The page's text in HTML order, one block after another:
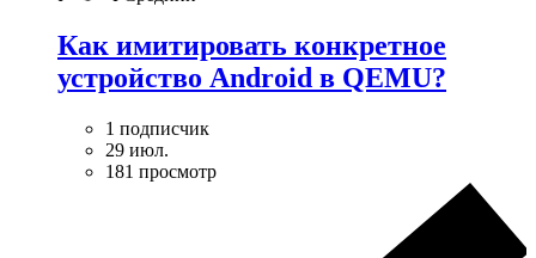
Как имитировать конкретное
устройство Android в QEMU?
1 подписчик
29 июл.
181 просмотр